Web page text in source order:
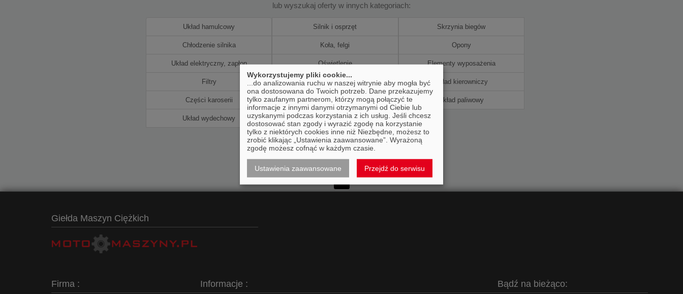
lub wyszukaj oferty w innych kategoriach:
Układ hamulcowy Silnik i osprzęt Skrzynia biegów
Chłodzenie silnika Koła, felgi Opony
Układ elektryczny, zapłon Oświetlenie Elementy wyposażenia
Filtry Układ wentylacyjny Układ kierowniczy
Części karoserii Układ napędowy Układ paliwowy
Układ wydechowy Pozostałe
Giełda Maszyn Ciężkich
Firma : Informacje : Bądź na bieżąco:
Wykorzystujemy pliki cookie...
...do analizowania ruchu w naszej witrynie aby mogła być
ona dostosowana do Twoich potrzeb. Dane przekazujemy
tylko zaufanym partnerom, którzy mogą połączyć te
informacje z innymi danymi otrzymanymi od Ciebie lub
uzyskanymi podczas korzystania z ich usług. Jeśli chcesz
dostosować stan zgody i wyrazić zgodę na korzystanie
tylko z niektórych cookies inne niż Niezbędne, możesz to
zrobić klikając „Ustawienia zaawansowane”. Wyrażoną
zgodę możesz cofnąć w każdym czasie.
Ustawienia zaawansowane Przejdź do serwisu